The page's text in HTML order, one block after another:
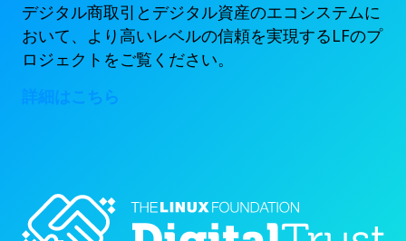
デジタル商取引とデジタル資産のエコシステムに
おいて、より高いレベルの信頼を実現するLFのプ
ロジェクトをご覧ください。
詳細はこちら